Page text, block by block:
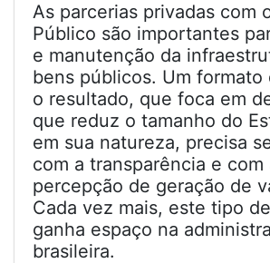
As parcerias privadas com
Público são importantes
e manutenção da
bens públicos. Um formato
o resultado, que foca em
que reduz o tamanho do
em sua natureza, precisa
com a transparência e com
percepção de geração de
Cada vez mais, este tipo
ganha espaço na
brasileira.